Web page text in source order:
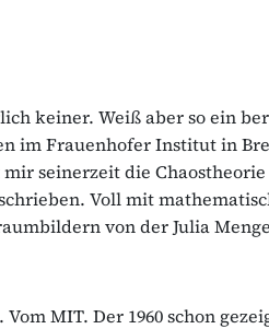
keiner. Weiß aber so ein
im Frauenhofer Institut in
mir seinerzeit die
Voll mit
von der Julia
MIT. Der 1960 schon